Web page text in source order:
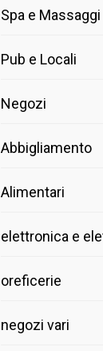
Spa e Massaggi
Pub e Locali
Negozi
Abbigliamento
Alimentari
elettronica e
oreficerie
negozi vari